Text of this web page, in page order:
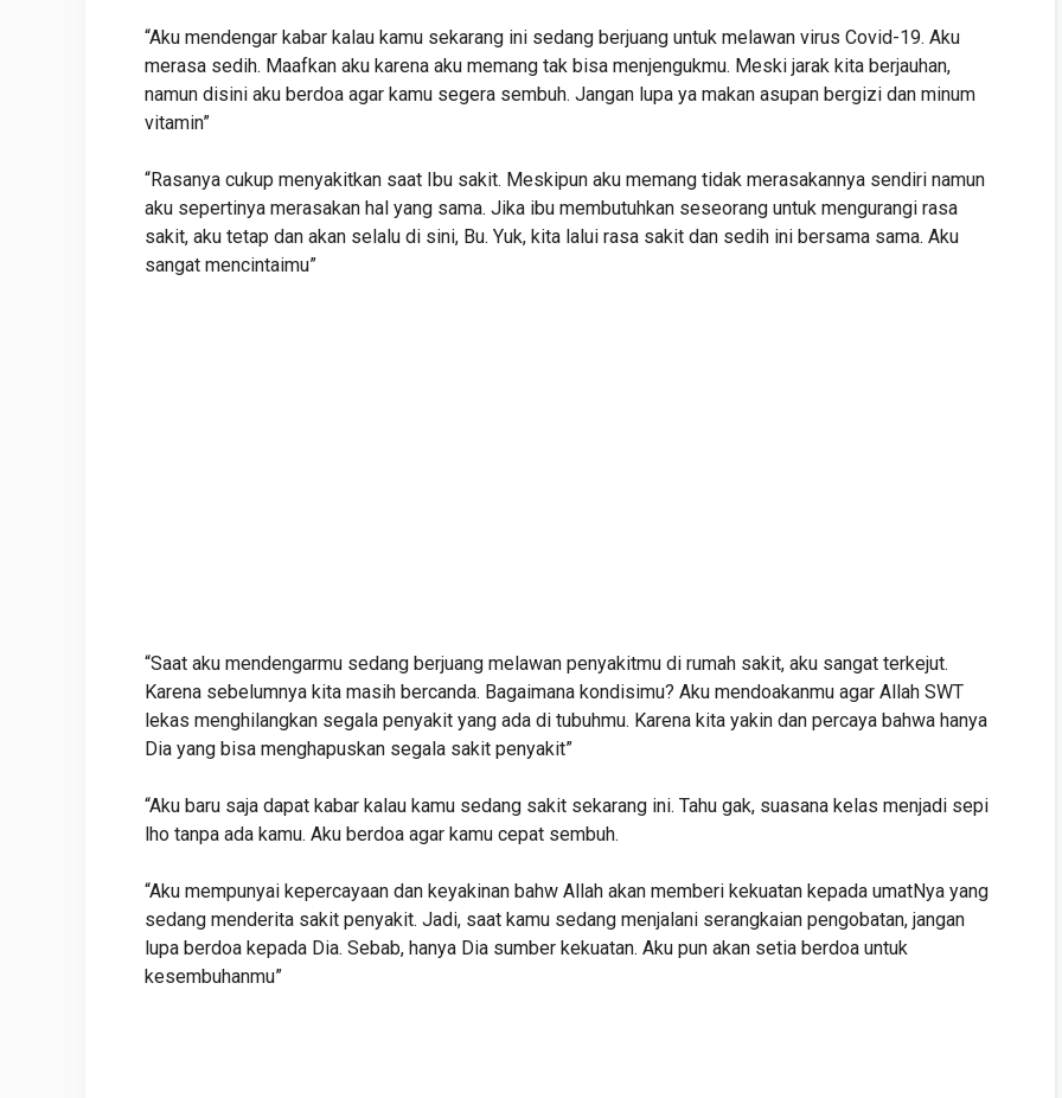
“Aku mendengar kabar kalau kamu sekarang ini sedang berjuang untuk melawan virus Covid-19. Aku
merasa sedih. Maafkan aku karena aku memang tak bisa menjengukmu. Meski jarak kita berjauhan,
namun disini aku berdoa agar kamu segera sembuh. Jangan lupa ya makan asupan bergizi dan minum
vitamin”
“Rasanya cukup menyakitkan saat Ibu sakit. Meskipun aku memang tidak merasakannya sendiri namun
aku sepertinya merasakan hal yang sama. Jika ibu membutuhkan seseorang untuk mengurangi rasa
sakit, aku tetap dan akan selalu di sini, Bu. Yuk, kita lalui rasa sakit dan sedih ini bersama sama. Aku
sangat mencintaimu”
“Saat aku mendengarmu sedang berjuang melawan penyakitmu di rumah sakit, aku sangat terkejut.
Karena sebelumnya kita masih bercanda. Bagaimana kondisimu? Aku mendoakanmu agar Allah SWT
lekas menghilangkan segala penyakit yang ada di tubuhmu. Karena kita yakin dan percaya bahwa hanya
Dia yang bisa menghapuskan segala sakit penyakit”
“Aku baru saja dapat kabar kalau kamu sedang sakit sekarang ini. Tahu gak, suasana kelas menjadi sepi
lho tanpa ada kamu. Aku berdoa agar kamu cepat sembuh.
“Aku mempunyai kepercayaan dan keyakinan bahw Allah akan memberi kekuatan kepada umatNya yang
sedang menderita sakit penyakit. Jadi, saat kamu sedang menjalani serangkaian pengobatan, jangan
lupa berdoa kepada Dia. Sebab, hanya Dia sumber kekuatan. Aku pun akan setia berdoa untuk
kesembuhanmu”